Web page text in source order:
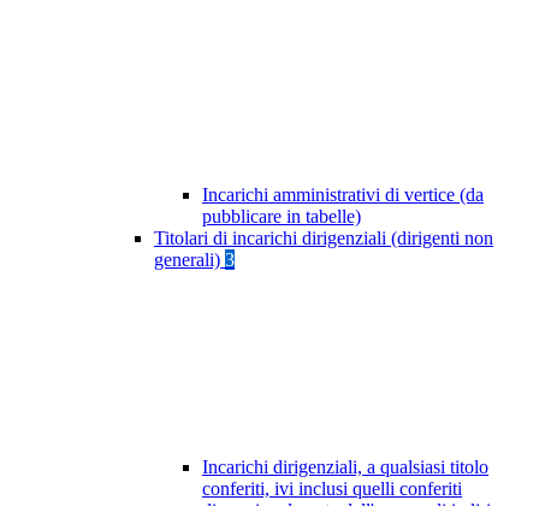
Incarichi amministrativi di vertice (da
pubblicare in tabelle)
Titolari di incarichi dirigenziali (dirigenti non
generali) 3
Incarichi dirigenziali, a qualsiasi titolo
conferiti, ivi inclusi quelli conferiti